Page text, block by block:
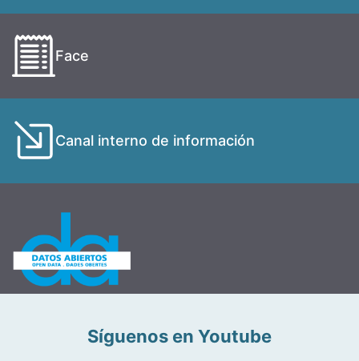
Face
Canal interno de información
Síguenos en Youtube